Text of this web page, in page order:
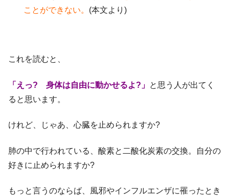
ことができない。 (本文より)
これを読むと、
「えっ? 身体は自由に動かせるよ?」 と思う人が出てく
ると思います。
けれど、じゃあ、心臓を止められますか?
肺の中で行われている、酸素と二酸化炭素の交換。自分の
好きに止められますか?
もっと言うのならば、風邪やインフルエンザに罹ったとき